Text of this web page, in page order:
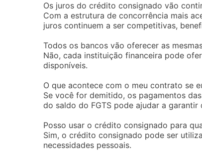
Os juros do crédito consignado vão
Com a estrutura de concorrência mais
juros continuem a ser competitivas,
Todos os bancos vão oferecer as
Não, cada instituição financeira pode
disponíveis.
O que acontece com o meu contrato se
Se você for demitido, os pagamentos
do saldo do FGTS pode ajudar a garantir
Posso usar o crédito consignado para
Sim, o crédito consignado pode ser
necessidades pessoais.